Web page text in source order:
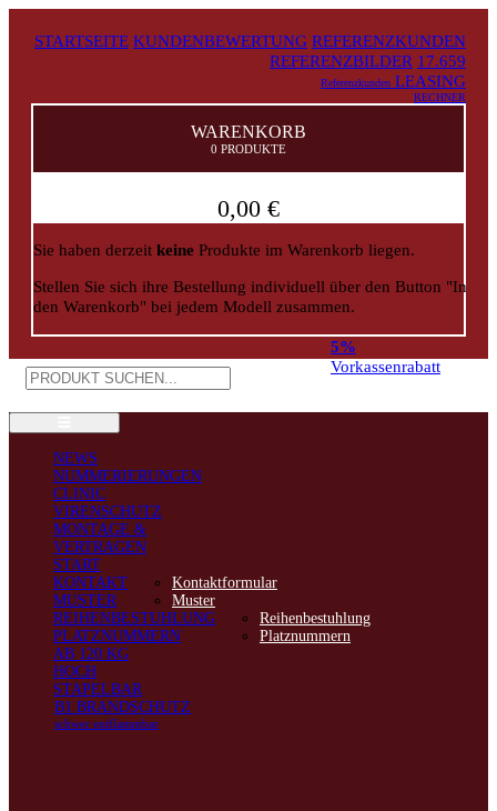
STARTSEITE KUNDENBEWERTUNG REFERENZKUNDEN
REFERENZBILDER 17.659
Referenzkunden LEASING
RECHNER
WARENKORB
0 PRODUKTE
0,00 €
Sie haben derzeit keine Produkte im Warenkorb liegen.
Stellen Sie sich ihre Bestellung individuell über den Button "In
den Warenkorb" bei jedem Modell zusammen.
5%
Vorkassenrabatt
NEWS
NUMMERIERUNGEN
CLINIC
VIRENSCHUTZ
MONTAGE &
VERTRAGEN
START
KONTAKT
MUSTER
Kontaktformular
Muster
REIHENBESTUHLUNG
PLATZNUMMERN
Reihenbestuhlung
Platznummern
AB 120 KG
HOCH
STAPELBAR
B1 BRANDSCHUTZ
schwer entflammbar